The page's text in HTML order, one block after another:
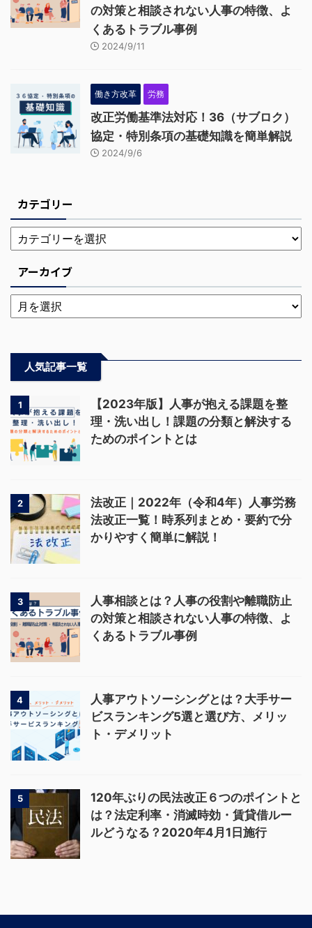
の対策と相談されない人事の特徴、よ
くあるトラブル事例
2024/9/11
働き方改革 労務
改正労働基準法対応！36（サブロク）
協定・特別条項の基礎知識を簡単解説
2024/9/6
カテゴリー
アーカイブ
人気記事一覧
1
【2023年版】人事が抱える課題を整
理・洗い出し！課題の分類と解決する
ためのポイントとは
2
法改正｜2022年（令和4年）人事労務
法改正一覧！時系列まとめ・要約で分
かりやすく簡単に解説！
3
人事相談とは？人事の役割や離職防止
の対策と相談されない人事の特徴、よ
くあるトラブル事例
4
人事アウトソーシングとは？大手サー
ビスランキング5選と選び方、メリッ
ト・デメリット
5
120年ぶりの民法改正６つのポイントと
は？法定利率・消滅時効・賃貸借ルー
ルどうなる？2020年4月1日施行